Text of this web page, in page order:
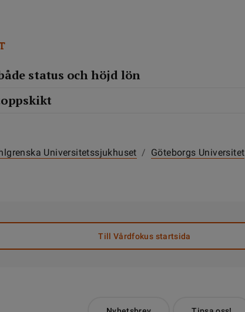
status och höjd lön
Universitetssjukhuset / Göteborgs Universitet
Till Vårdfokus startsida